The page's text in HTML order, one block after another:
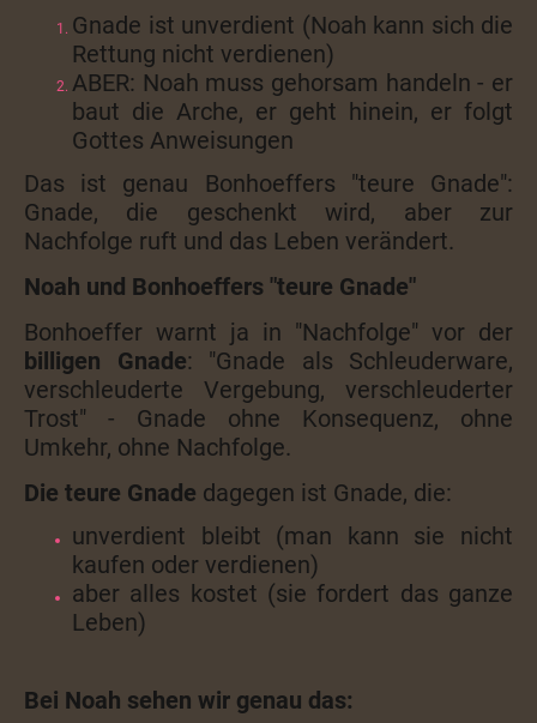
Gnade ist unverdient (Noah kann sich die
Rettung nicht verdienen)
ABER: Noah muss gehorsam handeln - er
baut die Arche, er geht hinein, er folgt
Gottes Anweisungen
Das ist genau Bonhoeffers "teure Gnade":
Gnade, die geschenkt wird, aber zur
Nachfolge ruft und das Leben verändert.
Noah und Bonhoeffers "teure Gnade"
Bonhoeffer warnt ja in "Nachfolge" vor der
billigen Gnade: "Gnade als Schleuderware,
verschleuderte Vergebung, verschleuderter
Trost" - Gnade ohne Konsequenz, ohne
Umkehr, ohne Nachfolge.
Die teure Gnade dagegen ist Gnade, die:
unverdient bleibt (man kann sie nicht
kaufen oder verdienen)
aber alles kostet (sie fordert das ganze
Leben)
Bei Noah sehen wir genau das: